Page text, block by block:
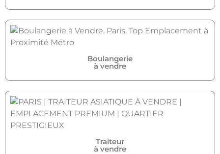
Boulangerie
à vendre
Traiteur
à vendre